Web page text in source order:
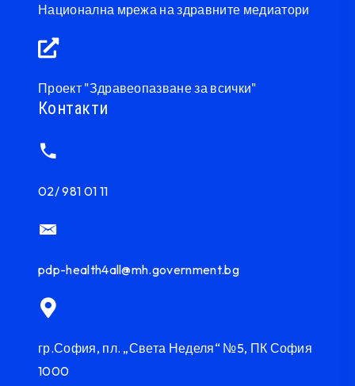
Национална мрежа на здравните медиатори
Проект "Здравеопазване за всички"
Контакти
02/ 981 01 11
pdp-health4all@mh.government.bg
гр.София, пл. „Света Неделя“ №5, ПК София
1000